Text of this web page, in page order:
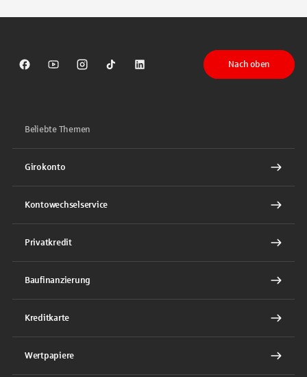
Sparkasse auf Facebook
Sparkasse auf Youtube
Sparkasse auf Instagram
Sparkasse auf TikTok
Sparkasse auf LinkedIn
Nach oben
Beliebte Themen
Girokonto
Kontowechselservice
Privatkredit
Baufinanzierung
Kreditkarte
Wertpapiere